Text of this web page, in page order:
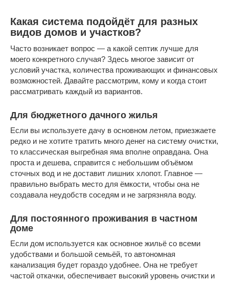
Какая система подойдёт для разных
видов домов и участков?
Часто возникает вопрос — а какой септик лучше для
моего конкретного случая? Здесь многое зависит от
условий участка, количества проживающих и финансовых
возможностей. Давайте рассмотрим, кому и когда стоит
рассматривать каждый из вариантов.
Для бюджетного дачного жилья
Если вы используете дачу в основном летом, приезжаете
редко и не хотите тратить много денег на систему очистки,
то классическая выгребная яма вполне оправдана. Она
проста и дешева, справится с небольшим объёмом
сточных вод и не доставит лишних хлопот. Главное —
правильно выбрать место для ёмкости, чтобы она не
создавала неудобств соседям и не загрязняла воду.
Для постоянного проживания в частном
доме
Если дом используется как основное жильё со всеми
удобствами и большой семьёй, то автономная
канализация будет гораздо удобнее. Она не требует
частой откачки, обеспечивает высокий уровень очистки и